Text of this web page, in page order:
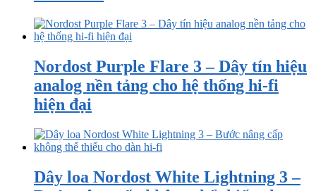
Nordost Purple Flare 3 – Dây tín hiệu
analog nền tảng cho hệ thống hi-fi
hiện đại
Dây loa Nordost White Lightning 3 –